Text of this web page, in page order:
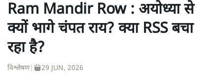
Ram Mandir Row : अयोध्या से
क्यों भागे चंपत राय? क्या RSS बचा
रहा है?
विश्लेषण| 29 JUN, 2026